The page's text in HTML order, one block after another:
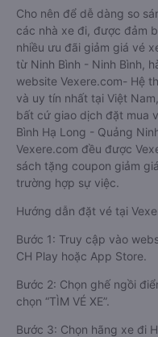
Cho nên để dễ dàng so
các nhà xe đi, được đảm
nhiều ưu đãi giảm giá vé
từ Ninh Bình - Ninh Bình,
website Vexere.com- Hệ
và uy tín nhất tại Việt
bất cứ giao dịch đặt mua
Bình Hạ Long - Quảng
Vexere.com đều được
sách tặng coupon giảm
trường hợp sự việc.
Hướng dẫn đặt vé tại
Bước 1: Truy cập vào
CH Play hoặc App Store.
Bước 2: Chọn ghế ngồi
chọn “TÌM VÉ XE”.
Bước 3: Chọn hãng xe đi